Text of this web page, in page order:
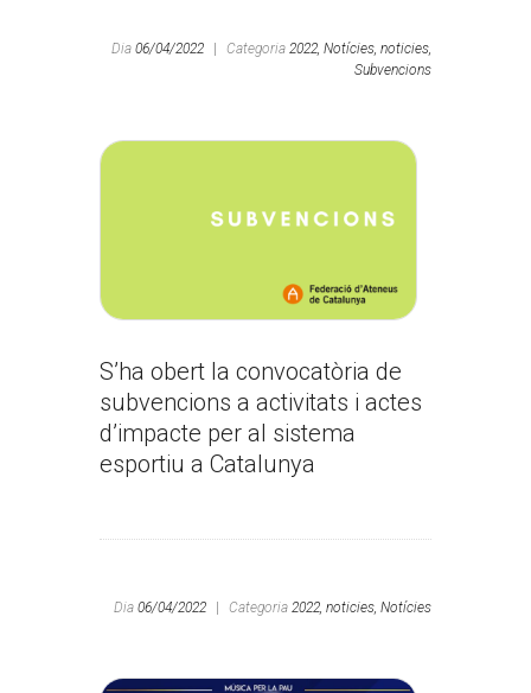
Dia 06/04/2022 Categoria 2022, Notícies, noticies,
Subvencions
S’ha obert la convocatòria de
subvencions a activitats i actes
d’impacte per al sistema
esportiu a Catalunya
Dia 06/04/2022 Categoria 2022, noticies, Notícies